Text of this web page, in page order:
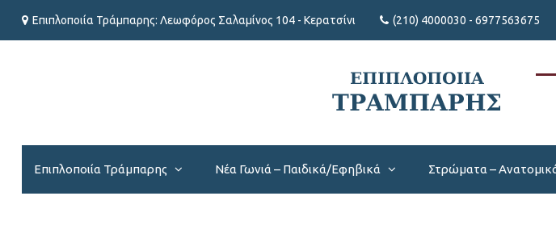
Επιπλοποιία Τράμπαρης: Λεωφόρος Σαλαμίνος 104 - Κερατσίνι (210) 4000030 - 6977563675
Επιπλοποιία Τράμπαρης Νέα Γωνιά – Παιδικά/Εφηβικά Στρώματα –